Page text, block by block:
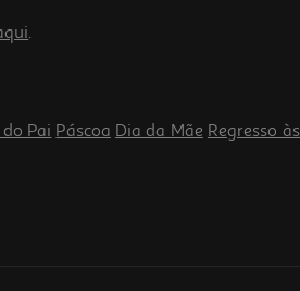
.
Pai Páscoa Dia da Mãe Regresso